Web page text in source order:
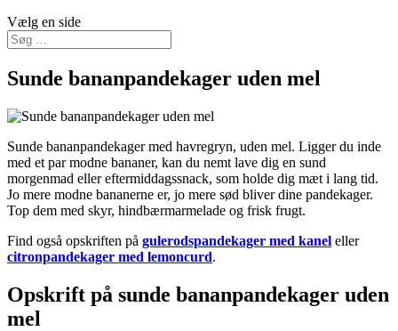
Vælg en side
Sunde bananpandekager uden mel
Sunde bananpandekager med havregryn, uden mel. Ligger du inde
med et par modne bananer, kan du nemt lave dig en sund
morgenmad eller eftermiddagssnack, som holde dig mæt i lang tid.
Jo mere modne bananerne er, jo mere sød bliver dine pandekager.
Top dem med skyr, hindbærmarmelade og frisk frugt.
Find også opskriften på gulerodspandekager med kanel eller
citronpandekager med lemoncurd.
Opskrift på sunde bananpandekager uden
mel